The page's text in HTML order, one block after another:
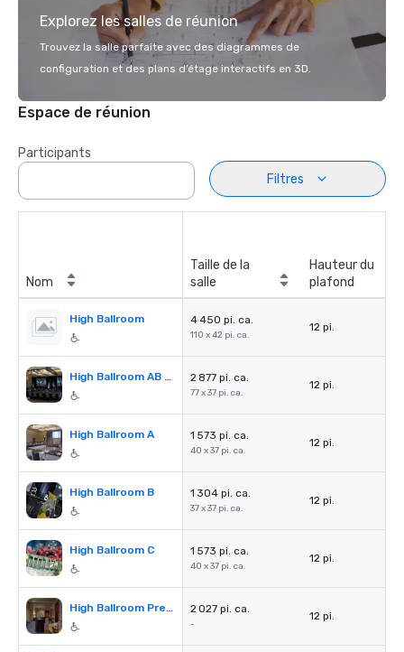
Explorez les salles de réunion
Trouvez la salle parfaite avec des diagrammes de
configuration et des plans d’étage interactifs en 3D.
Espace de réunion
Participants
Filtres
Nom
Taille de la
salle
Hauteur du
plafond
High Ballroom 4 450 pi. ca.
110 x 42 pi. ca.
12 pi.
High Ballroom AB or BC 2 877 pi. ca.
77 x 37 pi. ca.
12 pi.
High Ballroom A 1 573 pi. ca.
40 x 37 pi. ca.
12 pi.
High Ballroom B 1 304 pi. ca.
37 x 37 pi. ca.
12 pi.
High Ballroom C 1 573 pi. ca.
40 x 37 pi. ca.
12 pi.
High Ballroom Pre-Function 2 027 pi. ca.
-
12 pi.